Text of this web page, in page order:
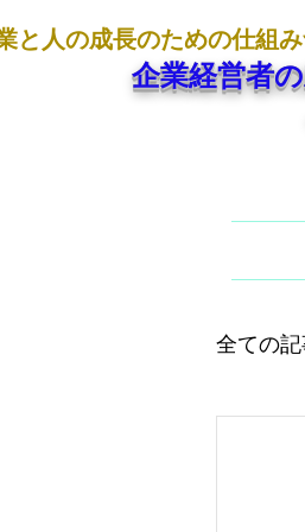
と人の成長のための仕組み
企業経営者
全ての
人